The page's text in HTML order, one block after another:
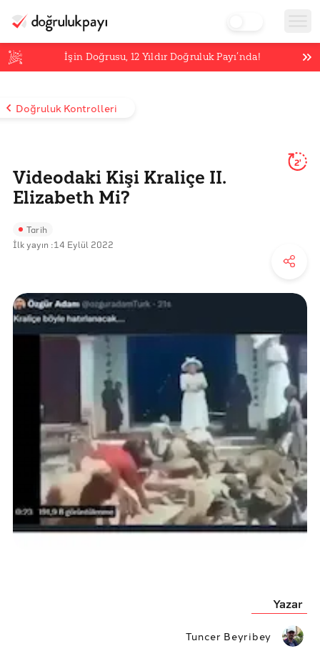
İşin Doğrusu,12 Yıldır Doğruluk Payı’nda!
Doğruluk Kontrolleri
Videodaki Kişi Kraliçe II.
Elizabeth Mi?
2'
Tarih
İlk yayın :14 Eylül 2022
Yazar
Tuncer Beyribey